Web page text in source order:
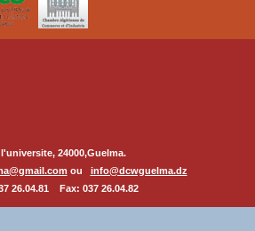
24000,Guelma.
ou info@dcwguelma.dz
26.04.81 Fax: 037 26.04.82